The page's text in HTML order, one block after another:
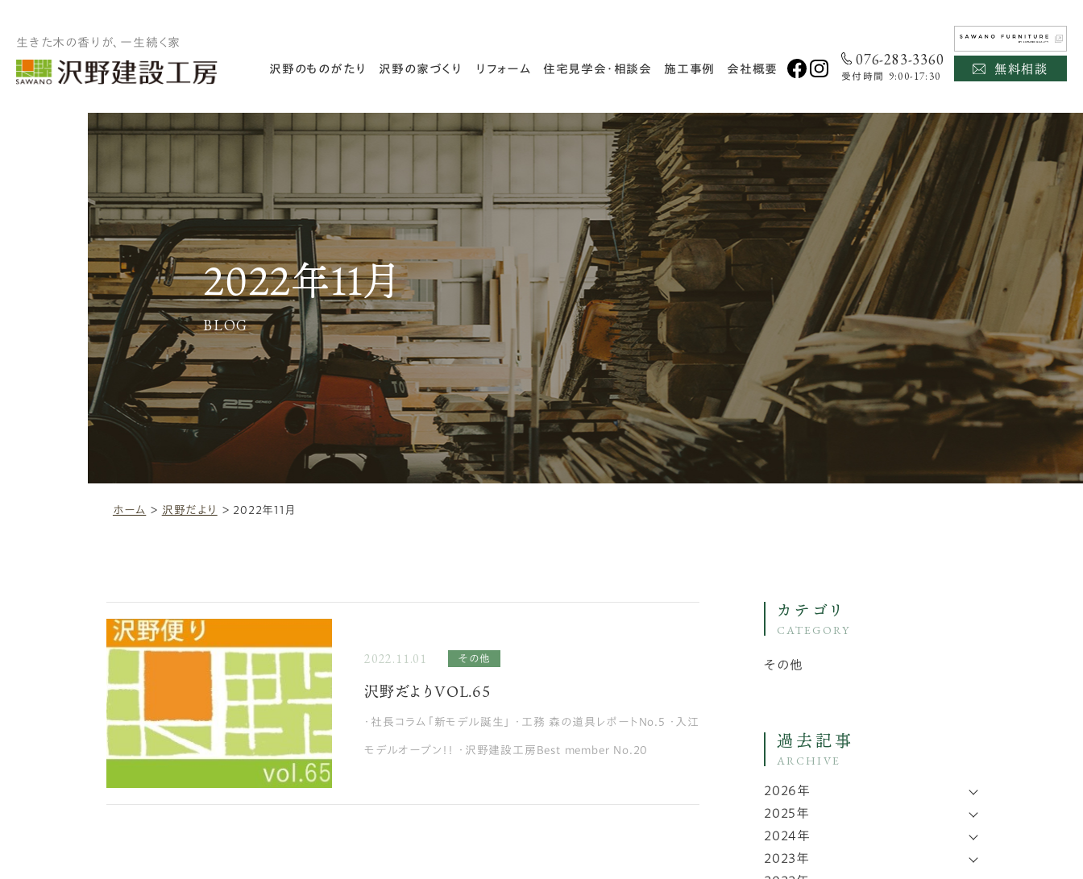
生きた木の香りが、一生続く家
沢野のものがたり 沢野の家づくり
木と匠の技
リフォーム
住宅診断・耐震診断
住宅見学会・相談会 施工事例 会社概要
076-283-3360
受付時間 9:00-17:30 無料相談
2022年11月
BLOG
ホーム ＞ 沢野だより ＞ 2022年11月
2022.11.01 その他
沢野だよりVOL.65
・社長コラム「新モデル誕生」 ・工務 森の道具レポートNo.5 ・入江
モデルオープン！！ ・沢野建設工房Best member No.20
カテゴリ
CATEGORY
その他
過去記事
ARCHIVE
2026年
2025年
2024年
2023年